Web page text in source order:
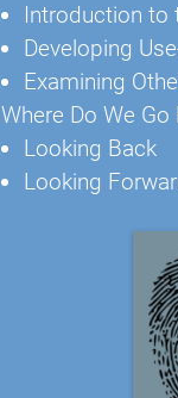
Introduction to
Developing
Examining
Where Do We Go
Looking Back
Looking